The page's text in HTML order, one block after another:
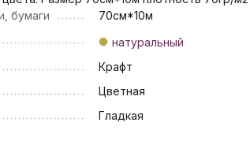
бумаги
70см*10м
натуральный
Крафт
Цветная
Гладкая